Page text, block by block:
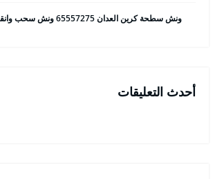
ونش سطحة كرين العدان 65557275 ونش سحب وانقاذ سيارات
أحدث التعليقات